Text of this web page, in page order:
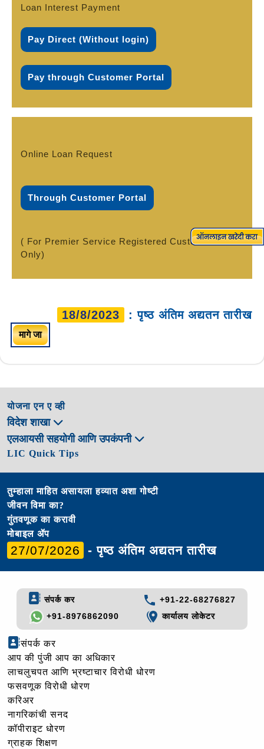
Loan Interest Payment
Pay Direct (Without login)
Pay through Customer Portal
Online Loan Request
Through Customer Portal
( For Premier Service Registered Customers
Only)
18/8/2023 : पृष्ठ अंतिम अद्यतन तारीख
मागे जा
योजना एन ए व्ही
विदेश शाखा
एलआयसी सहयोगी आणि उपकंपनी
LIC Quick Tips
तुम्हाला माहित असायला हव्यात अशा गोष्टी
जीवन विमा का?
गुंतवणूक का करावी
मोबाइल ॲप
27/07/2026 - पृष्ठ अंतिम अद्यतन तारीख
संपर्क कर
+91-22-68276827
+91-8976862090
कार्यालय लोकेटर
संपर्क कर
आप की पुंजी आप का अधिकार
लाचलुचपत आणि भ्रष्टाचार विरोधी धोरण
फसवणूक विरोधी धोरण
करिअर
नागरिकांची सनद
कॉपीराइट धोरण
ग्राहक शिक्षण